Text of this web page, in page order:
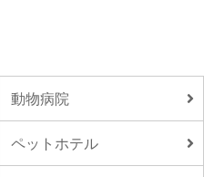
動物病院
ペットホテル